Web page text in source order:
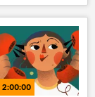
2:00:00